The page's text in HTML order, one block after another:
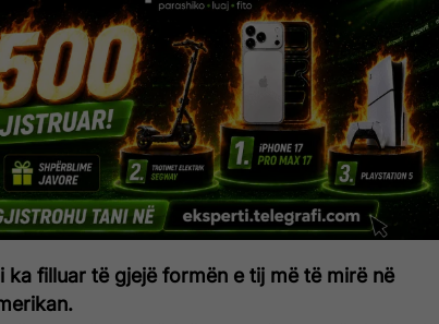
ka filluar të gjejë formën e tij më të mirë në